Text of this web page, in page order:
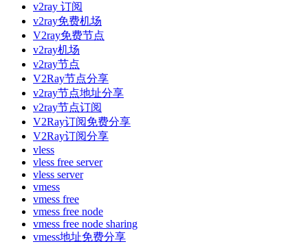
v2ray 订阅
v2ray免费机场
V2ray免费节点
v2ray机场
v2ray节点
V2Ray节点分享
v2ray节点地址分享
v2ray节点订阅
V2Ray订阅免费分享
V2Ray订阅分享
vless
vless free server
vless server
vmess
vmess free
vmess free node
vmess free node sharing
vmess地址免费分享